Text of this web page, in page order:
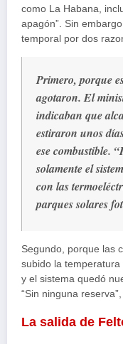
como La Habana,
apagón”. Sin
temporal por dos
Primero, porque
agotaron. El
indicaban que
estiraron unos
ese combustible.
solamente el
con las
parques solares
Segundo, porque las
subido la
y el sistema quedó
“Sin ninguna
La salida de